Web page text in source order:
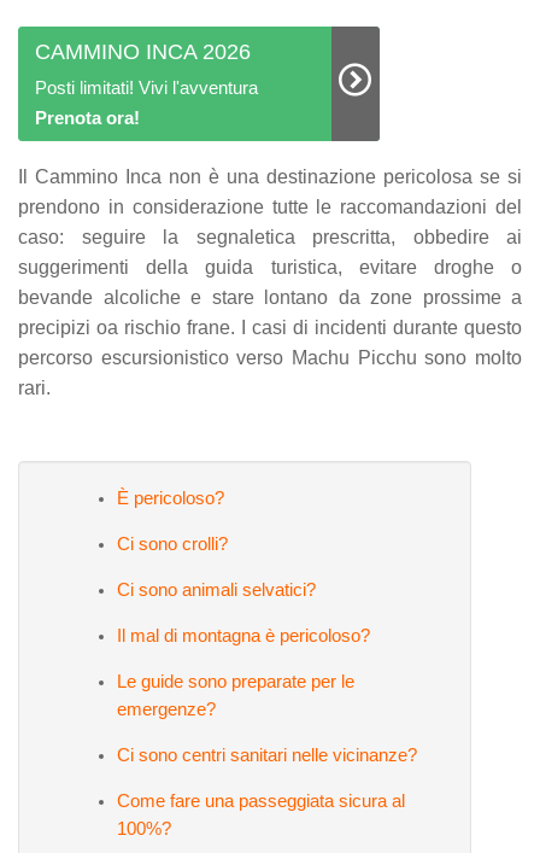
CAMMINO INCA 2026
Posti limitati! Vivi l'avventura
Prenota ora!
Il Cammino Inca non è una destinazione pericolosa se si
prendono in considerazione tutte le raccomandazioni del
caso: seguire la segnaletica prescritta, obbedire ai
suggerimenti della guida turistica, evitare droghe o
bevande alcoliche e stare lontano da zone prossime a
precipizi oa rischio frane. I casi di incidenti durante questo
percorso escursionistico verso Machu Picchu sono molto
rari.
È pericoloso?
Ci sono crolli?
Ci sono animali selvatici?
Il mal di montagna è pericoloso?
Le guide sono preparate per le
emergenze?
Ci sono centri sanitari nelle vicinanze?
Come fare una passeggiata sicura al
100%?